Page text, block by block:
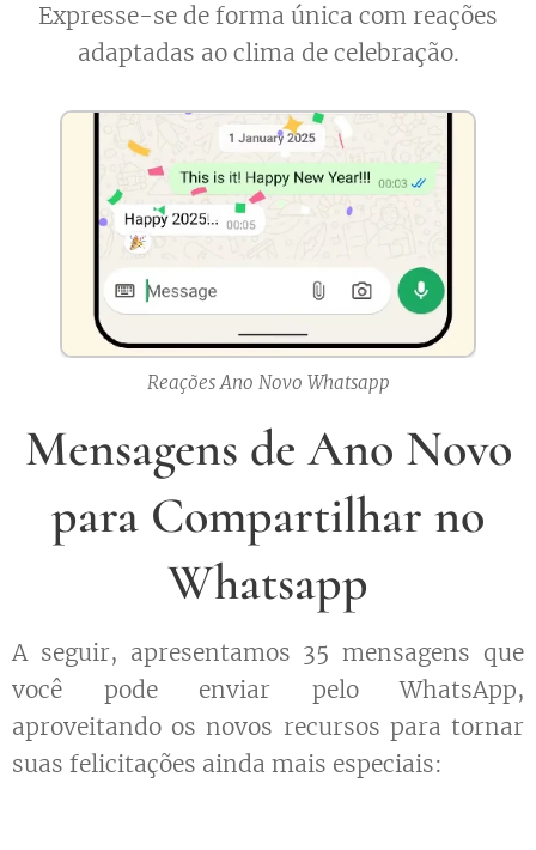
Expresse-se de forma única com reações
adaptadas ao clima de celebração.
Reações Ano Novo Whatsapp
Mensagens de Ano Novo
para Compartilhar no
Whatsapp
A seguir, apresentamos 35 mensagens que
você pode enviar pelo WhatsApp,
aproveitando os novos recursos para tornar
suas felicitações ainda mais especiais: